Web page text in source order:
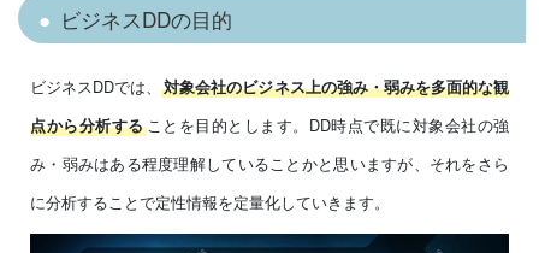
ビジネスDDの目的
ビジネスDDでは、対象会社のビジネス上の強み・弱みを多面的な観
点から分析することを目的とします。DD時点で既に対象会社の強
み・弱みはある程度理解していることかと思いますが、それをさら
に分析することで定性情報を定量化していきます。